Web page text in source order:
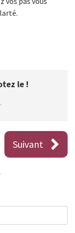
le !
Suivant